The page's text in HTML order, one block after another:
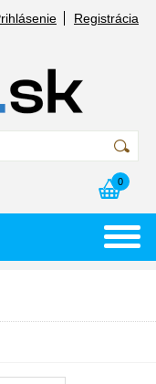
Registrácia
0